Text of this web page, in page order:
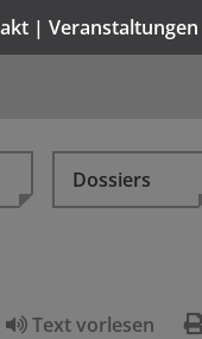
| Veranstaltungen
Dossiers
Text vorlesen